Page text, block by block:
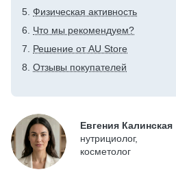
Физическая активность
Что мы рекомендуем?
Решение от AU Store
Отзывы покупателей
Евгения Калинская
нутрициолог,
косметолог